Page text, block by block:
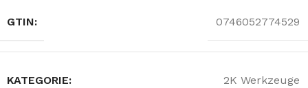
GTIN: 0746052774529
KATEGORIE: 2K Werkzeuge